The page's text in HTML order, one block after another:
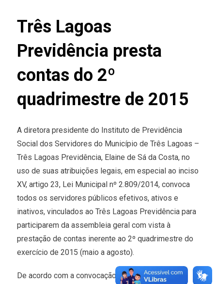
Três Lagoas
Previdência presta
contas do 2º
quadrimestre de 2015
A diretora presidente do Instituto de Previdência
Social dos Servidores do Município de Três Lagoas –
Três Lagoas Previdência, Elaine de Sá da Costa, no
uso de suas atribuições legais, em especial ao inciso
XV, artigo 23, Lei Municipal nº 2.809/2014, convoca
todos os servidores públicos efetivos, ativos e
inativos, vinculados ao Três Lagoas Previdência para
participarem da assembleia geral com vista à
prestação de contas inerente ao 2º quadrimestre do
exercício de 2015 (maio a agosto).
De acordo com a convocação publicada no Diário